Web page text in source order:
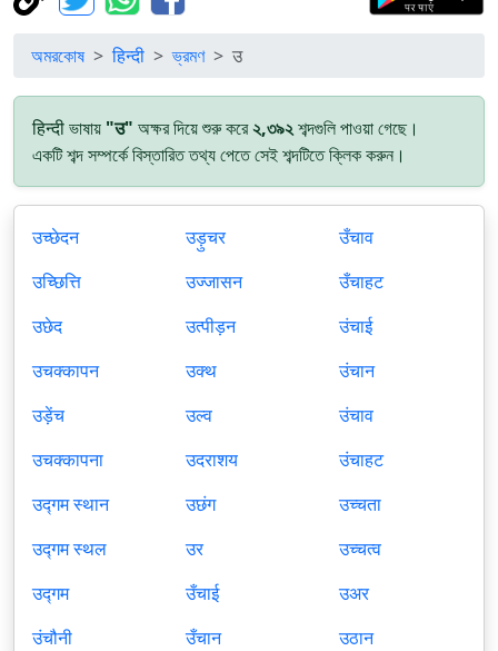
অমরকোষ हिन्दी ভ্রমণ उ
हिन्दी ভাষায় "उ" অক্ষর দিয়ে শুরু করে২,৩৯২শব্দগুলি পাওয়া গেছে।
একটি শব্দ সম্পর্কে বিস্তারিত তথ্য পেতে সেই শব্দটিতে ক্লিক করুন।
उच्छेदन
उच्छित्ति
उछेद
उचक्कापन
उड़ेंच
उचक्कापना
उद्गम स्थान
उद्गम स्थल
उद्गम
उंचौनी
उड़ुचर
उज्जासन
उत्पीड़न
उक्थ
उल्व
उदराशय
उछंग
उर
उँचाई
उँचान
उँचाव
उँचाहट
उंचाई
उंचान
उंचाव
उंचाहट
उच्चता
उच्चत्व
उअर
उठान